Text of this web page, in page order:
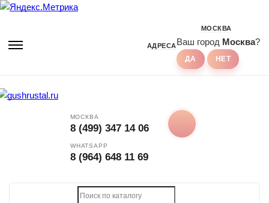
АДРЕСА
МОСКВА
Ваш город Москва?
МОСКВА
8 (499) 347 14 06
WHATSAPP
8 (964) 648 11 69